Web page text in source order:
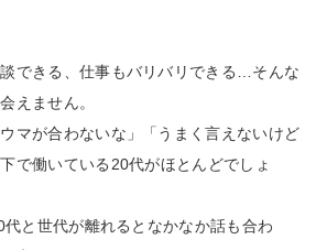
できる、仕事もバリバリできる…そんな
えません。
マが合わないな」「うまく言えないけど
で働いている20代がほとんどでしょ
と世代が離れるとなかなか話も合わ